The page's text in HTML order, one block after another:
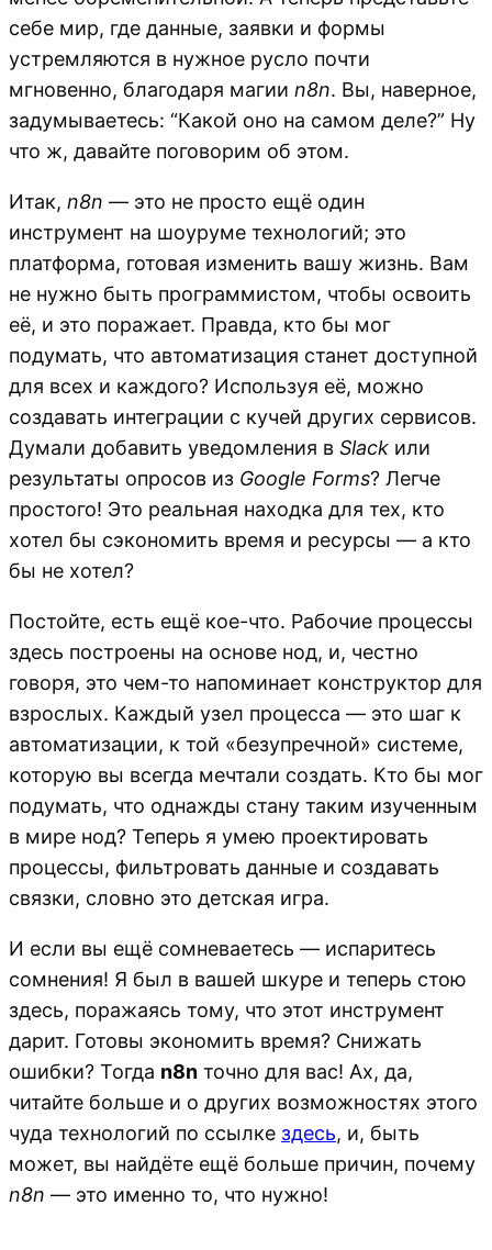
себе мир, где данные, заявки и формы
устремляются в нужное русло почти
мгновенно, благодаря магии n8n. Вы, наверное,
задумываетесь: “Какой оно на самом деле?” Ну
что ж, давайте поговорим об этом.
Итак, n8n — это не просто ещё один
инструмент на шоуруме технологий; это
платформа, готовая изменить вашу жизнь. Вам
не нужно быть программистом, чтобы освоить
её, и это поражает. Правда, кто бы мог
подумать, что автоматизация станет доступной
для всех и каждого? Используя её, можно
создавать интеграции с кучей других сервисов.
Думали добавить уведомления в Slack или
результаты опросов из Google Forms? Легче
простого! Это реальная находка для тех, кто
хотел бы сэкономить время и ресурсы — а кто
бы не хотел?
Постойте, есть ещё кое-что. Рабочие процессы
здесь построены на основе нод, и, честно
говоря, это чем-то напоминает конструктор для
взрослых. Каждый узел процесса — это шаг к
автоматизации, к той «безупречной» системе,
которую вы всегда мечтали создать. Кто бы мог
подумать, что однажды стану таким изученным
в мире нод? Теперь я умею проектировать
процессы, фильтровать данные и создавать
связки, словно это детская игра.
И если вы ещё сомневаетесь — испаритесь
сомнения! Я был в вашей шкуре и теперь стою
здесь, поражаясь тому, что этот инструмент
дарит. Готовы экономить время? Снижать
ошибки? Тогда n8n точно для вас! Ах, да,
читайте больше и о других возможностях этого
чуда технологий по ссылке здесь, и, быть
может, вы найдёте ещё больше причин, почему
n8n — это именно то, что нужно!